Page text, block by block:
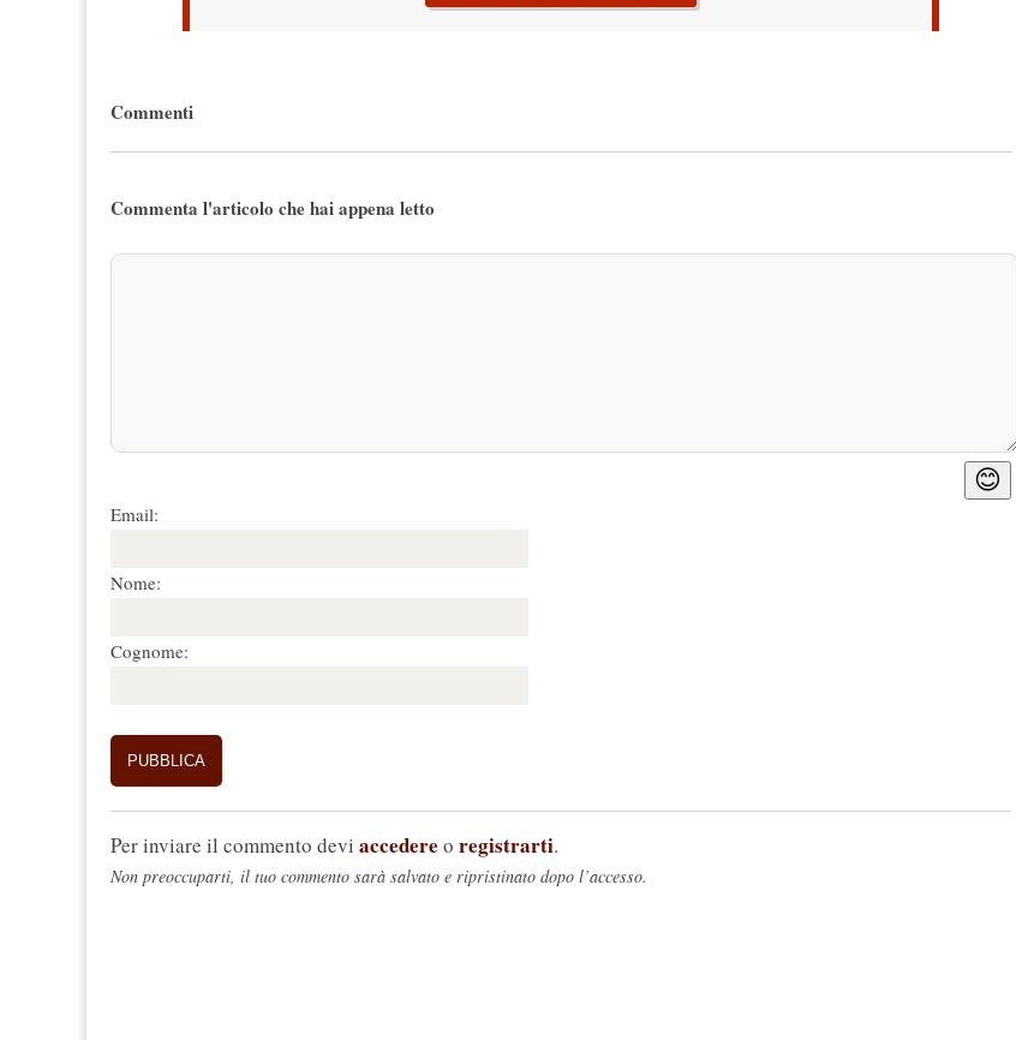
Commenti
Commenta l'articolo che hai appena letto
😊
Email:
Nome:
Cognome:
Per inviare il commento devi accedere o registrarti.
Non preoccuparti, il tuo commento sarà salvato e ripristinato dopo l’accesso.